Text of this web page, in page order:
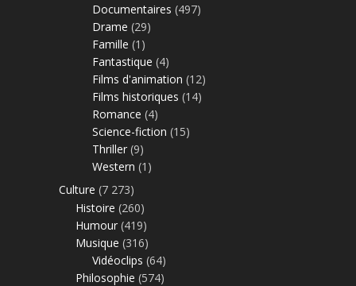
Documentaires (497)
Drame (29)
Famille (1)
Fantastique (4)
Films d'animation (12)
Films historiques (14)
Romance (4)
Science-fiction (15)
Thriller (9)
Western (1)
Culture (7 273)
Histoire (260)
Humour (419)
Musique (316)
Vidéoclips (64)
Philosophie (574)